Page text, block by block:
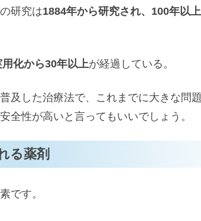
研究は1884年から研究され、100年以上
用化から30年以上が経過している。
及した治療法で、これまでに大きな問
全性が高いと言ってもいいでしょう。
る薬剤
です。